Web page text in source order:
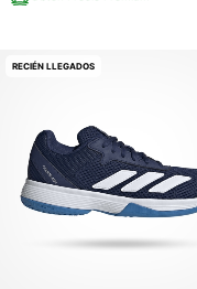
RECIÉN LLEGADOS